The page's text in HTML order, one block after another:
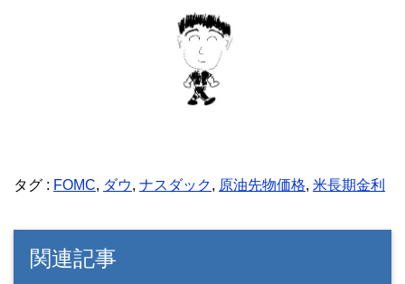
タグ : FOMC, ダウ, ナスダック, 原油先物価格, 米長期金利
関連記事